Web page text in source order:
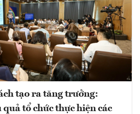
tạo ra tăng trưởng:
quả tổ chức thực hiện các